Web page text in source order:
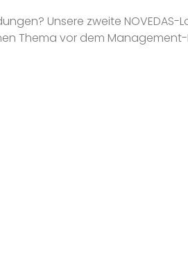
Unsere zweite
Thema vor dem Management-